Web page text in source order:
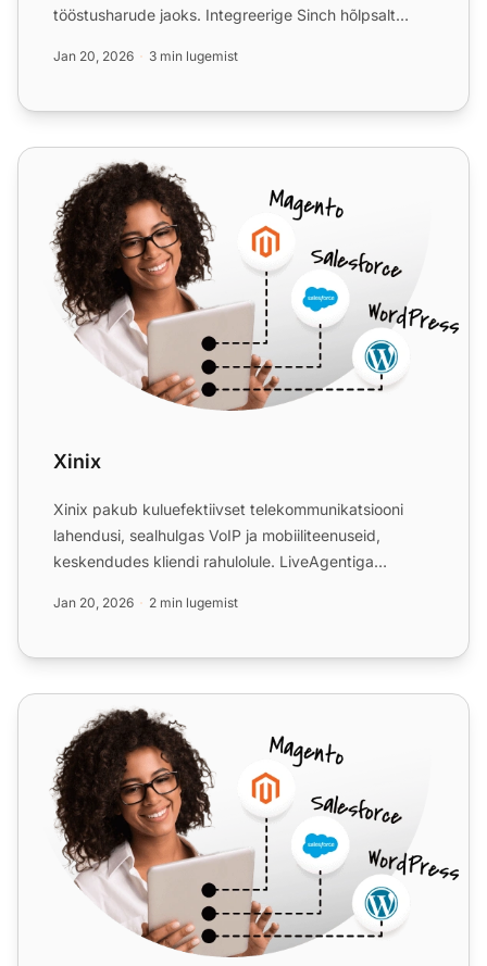
tööstusharude jaoks. Integreerige Sinch hõlpsalt
Jan 20, 2026 3 min lugemist
Xinix
Xinix
Xinix pakub kuluefektiivset telekommunikatsiooni
lahendusi, sealhulgas VoIP ja mobiiliteenuseid,
keskendudes kliendi rahulolule. LiveAgentiga
Jan 20, 2026 2 min lugemist
SendMyCall